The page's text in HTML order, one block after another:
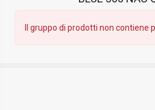
Il gruppo di prodotti non contiene